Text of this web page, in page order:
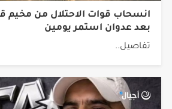
انسحاب قوات الاحتلال من مخيم
بعد عدوان استمر يومين
تفاصيل..